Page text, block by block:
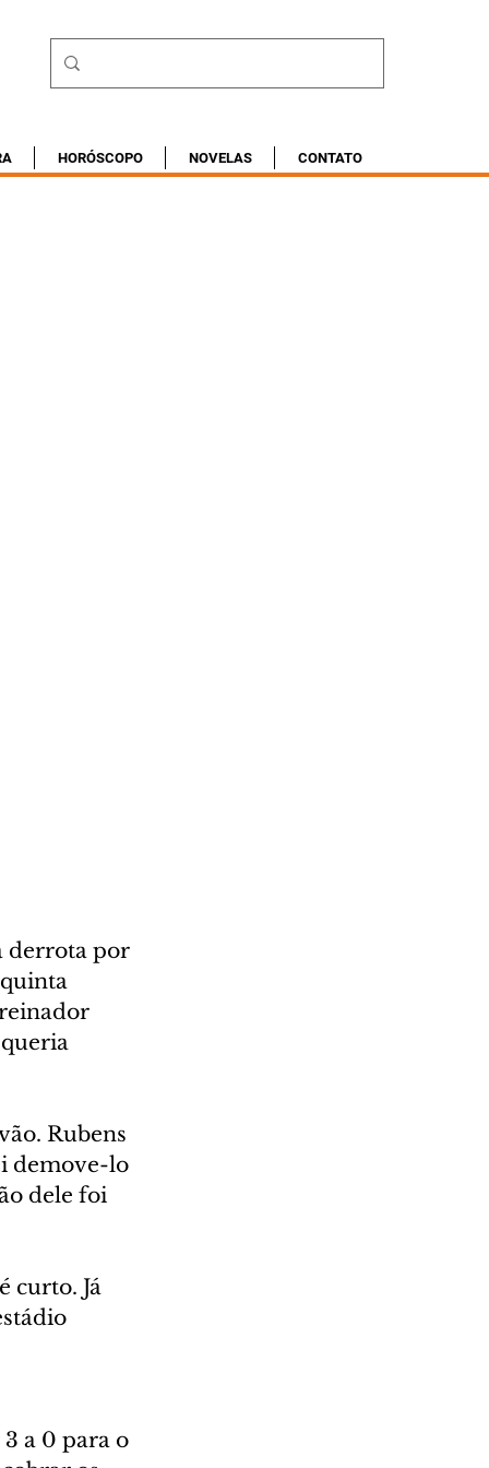
HORÓSCOPO NOVELAS CONTATO
derrota por
Rubens
demove-lo
dele foi
curto. Já
a 0 para o